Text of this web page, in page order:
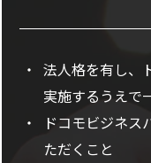
法人格を有し、
実施するうえで
ドコモビジネス
ただくこと